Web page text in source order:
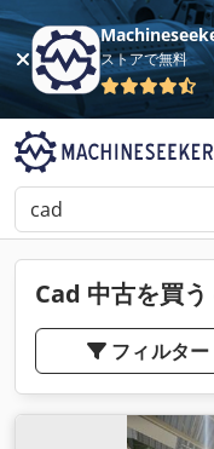
ストアで無料
Cad 中古を買う
フィルター